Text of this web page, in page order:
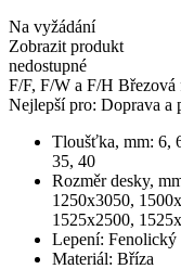
Na vyžádání
Zobrazit produkt
nedostupné
F/F, F/W a F/H
Nejlepší pro: Doprava a
Tloušťka, mm: 6,
35, 40
Rozměr desky,
1250х3050,
1525х2500,
Lepení: Fenolický
Materiál: Bříza